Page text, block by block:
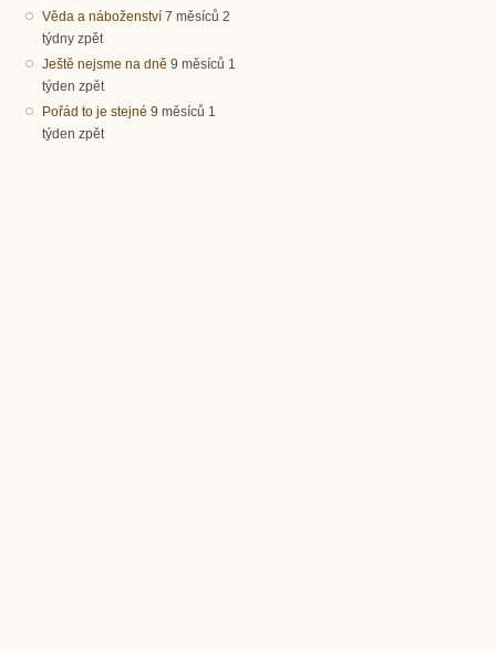
Věda a náboženství 7 měsíců 2
týdny zpět
Ještě nejsme na dně 9 měsíců 1
týden zpět
Pořád to je stejné 9 měsíců 1
týden zpět